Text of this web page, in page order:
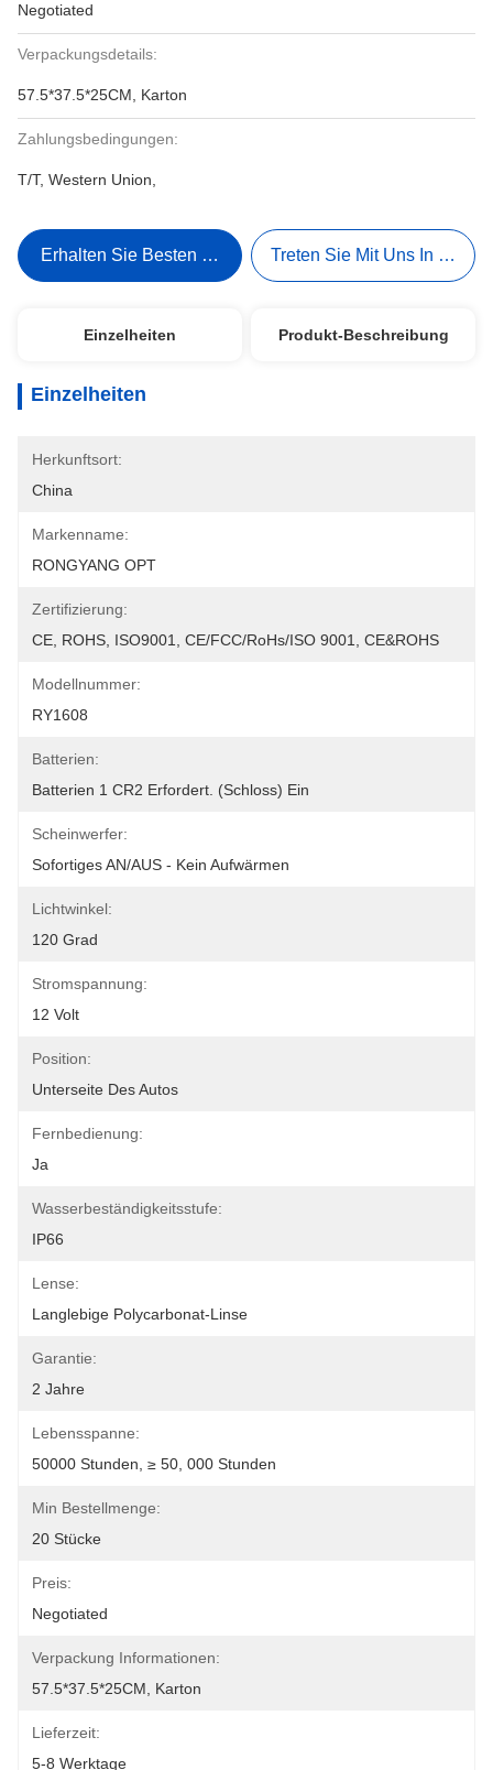
Negotiated
Verpackungsdetails:
57.5*37.5*25CM, Karton
Zahlungsbedingungen:
T/T, Western Union,
Erhalten Sie Besten Preis Treten Sie Mit Uns In
Einzelheiten Produkt-Beschreibung
Einzelheiten
Herkunftsort:
China
Markenname:
RONGYANG OPT
Zertifizierung:
CE, ROHS, ISO9001, CE/FCC/RoHs/ISO 9001, CE&ROHS
Modellnummer:
RY1608
Batterien:
Batterien 1 CR2 Erfordert. (schloss) Ein
Scheinwerfer:
Sofortiges AN/AUS - Kein Aufwärmen
Lichtwinkel:
120 Grad
Stromspannung:
12 Volt
Position:
Unterseite Des Autos
Fernbedienung:
Ja
Wasserbeständigkeitsstufe:
IP66
Lense:
Langlebige Polycarbonat-Linse
Garantie:
2 Jahre
Lebensspanne:
50000 Stunden, ≥ 50, 000 Stunden
Min Bestellmenge:
20 Stücke
Preis:
Negotiated
Verpackung Informationen:
57.5*37.5*25CM, Karton
Lieferzeit:
5-8 Werktage